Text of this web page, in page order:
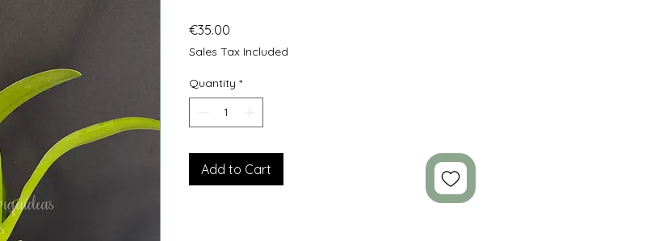
€35.00
Sales Tax Included
Quantity *
Add to Cart